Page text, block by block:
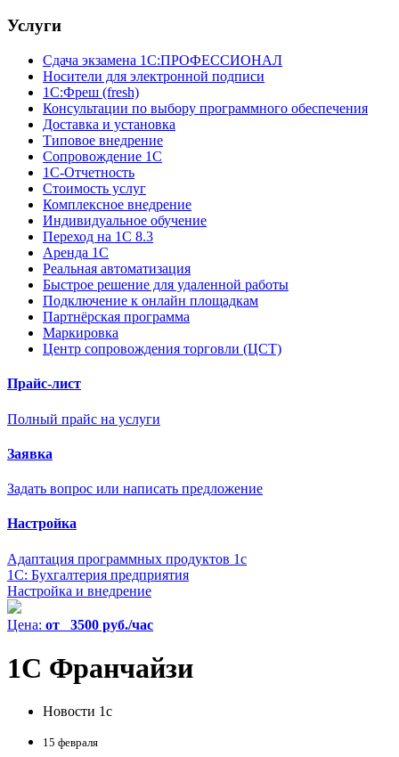
Услуги
Сдача экзамена 1С:ПРОФЕССИОНАЛ
Носители для электронной подписи
1С:Фреш (fresh)
Консультации по выбору программного обеспечения
Доставка и установка
Типовое внедрение
Сопровождение 1С
1С-Отчетность
Стоимость услуг
Комплексное внедрение
Индивидуальное обучение
Переход на 1С 8.3
Аренда 1С
Реальная автоматизация
Быстрое решение для удаленной работы
Подключение к онлайн площадкам
Партнёрская программа
Маркировка
Центр сопровождения торговли (ЦСТ)
Прайс-лист
Полный прайс на услуги
Заявка
Задать вопрос или написать предложение
Настройка
Адаптация программных продуктов 1с
1С: Бухгалтерия предприятия
Настройка и внедрение
Цена: от 3500 руб./час
1C Франчайзи
Новости 1с
15 февраля